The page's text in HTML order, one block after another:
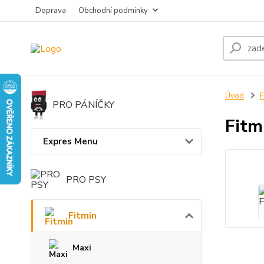
Doprava Obchodní podmínky
PRO PÁNÍČKY
Expres Menu
PRO PSY
Fitmin
Maxi
Úvod